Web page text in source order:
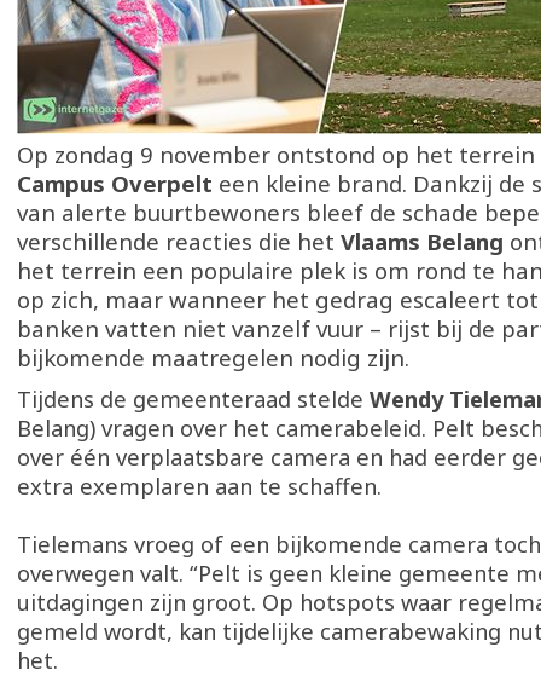
Op zondag 9 november ontstond op het
Campus Overpelt een kleine brand. Dankzij de
van alerte buurtbewoners bleef de schade
verschillende reacties die het Vlaams Belang
het terrein een populaire plek is om rond te
op zich, maar wanneer het gedrag escaleert
banken vatten niet vanzelf vuur – rijst bij de
bijkomende maatregelen nodig zijn.
Tijdens de gemeenteraad stelde Wendy
Belang) vragen over het camerabeleid. Pelt
over één verplaatsbare camera en had eerder
extra exemplaren aan te schaffen.
Tielemans vroeg of een bijkomende camera
overwegen valt. “Pelt is geen kleine gemeente
uitdagingen zijn groot. Op hotspots waar
gemeld wordt, kan tijdelijke camerabewaking
het.